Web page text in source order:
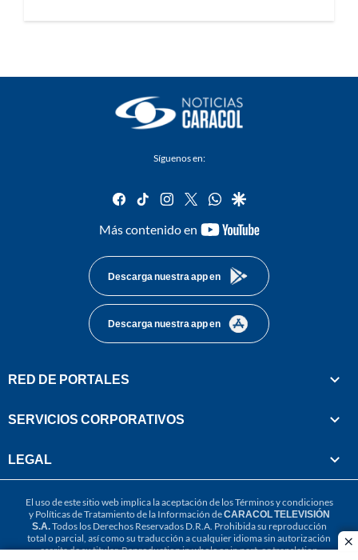
Síguenos en:
facebook
tiktok instagram
twitterwhatsapp
google
Más contenido en
youtube-
Descarga nuestra app en
Descarga nuestra app en
RED DE PORTALES
SERVICIOS CORPORATIVOS
LEGAL
El uso de este sitio web implica la aceptación de losTérminos y condiciones
y Políticas de Tratamiento de la Información deCARACOL TELEVISIÓN
S.A.Todos los Derechos Reservados D.R.A. Prohibida su reproducción
total o parcial, así como su traducción a cualquier idioma sin autorización
escrita de su titular. Reproduction in whole or in part, or translation